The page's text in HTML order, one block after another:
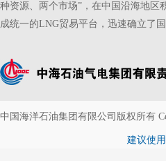
种资源、两个市场”，在中国沿海地区
成统一的LNG贸易平台，迅速确立了
中国海洋石油集团有限公司版权所有
建议使